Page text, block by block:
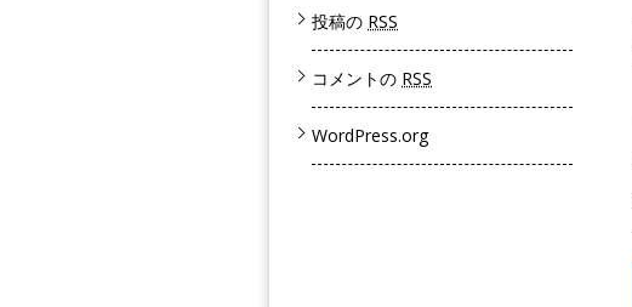
投稿の RSS
コメントの RSS
WordPress.org